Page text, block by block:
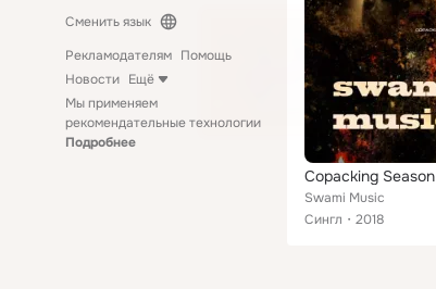
Сменить язык
Рекламодателям Помощь
Новости Ещё
Мы применяем
рекомендательные технологии
Подробнее
Copacking Season
Swami Music
Сингл
2018